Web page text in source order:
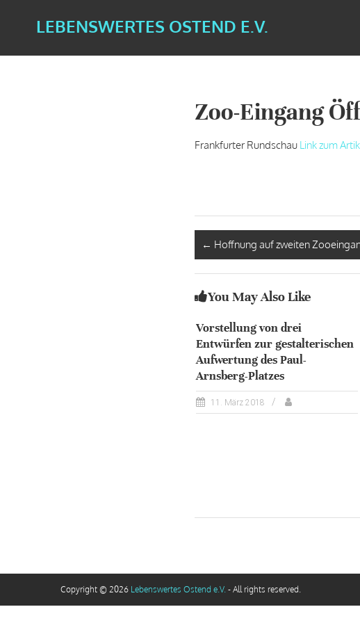
LEBENSWERTES OSTEND E.V.
Zoo-Eingang
Frankfurter Rundschau Link zum
← Hoffnung auf zweiten
You May Also Like
Vorstellung von drei
Entwürfen zur gestalterischen
Aufwertung des Paul-
Arnsberg-Platzes
11. März 2018
Copyright © 2026 Lebenswertes Ostend e.V. - All rights reserved.